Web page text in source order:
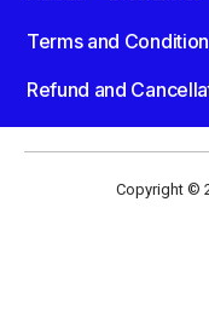
Terms and
Refund and
Copyright ©